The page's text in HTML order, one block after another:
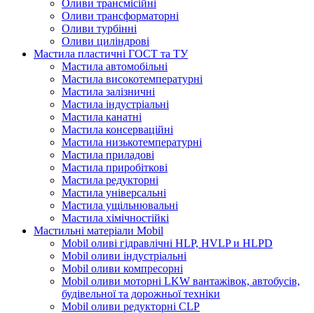
Оливи трансмісійні
Оливи трансформаторні
Оливи турбінні
Оливи циліндрові
Мастила пластичні ГОСТ та ТУ
Мастила автомобільні
Мастила високотемпературні
Мастила залізничні
Мастила індустріальні
Мастила канатні
Мастила консерваційні
Мастила низькотемпературні
Мастила приладові
Мастила приробіткові
Мастила редукторні
Мастила універсальні
Мастила ущільнювальні
Мастила хімічностійкі
Мастильні матеріали Mobil
Mobil оливі гідравлічні HLP, HVLP и HLPD
Mobil оливи індустріальні
Mobil оливи компресорні
Mobil оливи моторні LKW вантажівок, автобусів,
будівельної та дорожньої техніки
Mobil оливи редукторні CLP